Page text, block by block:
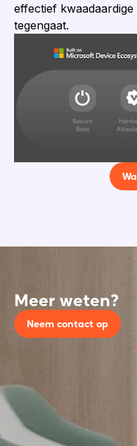
effectief
tegengaat.
Meer weten?
Neem contact op